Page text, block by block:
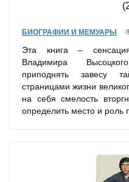
БИОГРАФИИ И МЕМУАРЫ
Эта книга –
Владимира
приподнять завесу
страницами жизни
на себя смелость
определить место и роль